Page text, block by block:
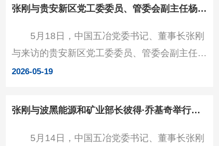
中国五冶长期服务南充、建设南充，与南充建立
计、投融资、建设、运营全产业链服务水平，加
快产业投资运营能力建设。南充是省域经济副中
心，产业基础好，发展潜力大，希望双方在城市
张刚与贵安新区党工委委员、管委会副主任杨志荣举行工作会谈
5月18日，中国五冶党委书记、董事长张刚
与来访的贵安新区党工委委员、管委会副主任，
贵安综合保税区党工委书记杨志荣举行工作会
委委员、副总经理张平出席。交流现场 张刚
与信任表示感谢，并简要介绍了公司发展情况。
2026-05-19
张刚与波黑能源和矿业部长彼得·乔基奇举行工作会谈
5月14日，中国五冶党委书记、董事长张刚